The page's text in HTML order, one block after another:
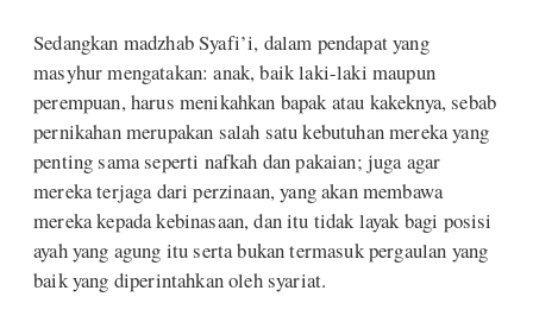
Sedangkan madzhab Syafi’i, dalam pendapat yang
masyhur mengatakan: anak, baik laki-laki maupun
perempuan, harus menikahkan bapak atau kakeknya, sebab
pernikahan merupakan salah satu kebutuhan mereka yang
penting sama seperti nafkah dan pakaian; juga agar
mereka terjaga dari perzinaan, yang akan membawa
mereka kepada kebinasaan, dan itu tidak layak bagi posisi
ayah yang agung itu serta bukan termasuk pergaulan yang
baik yang diperintahkan oleh syariat.